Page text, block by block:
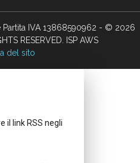
IVA 13868590962 - © 2026
RESERVED. ISP AWS
del sito
il link RSS negli